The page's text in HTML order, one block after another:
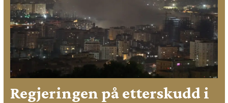
Regjeringen på etterskudd i